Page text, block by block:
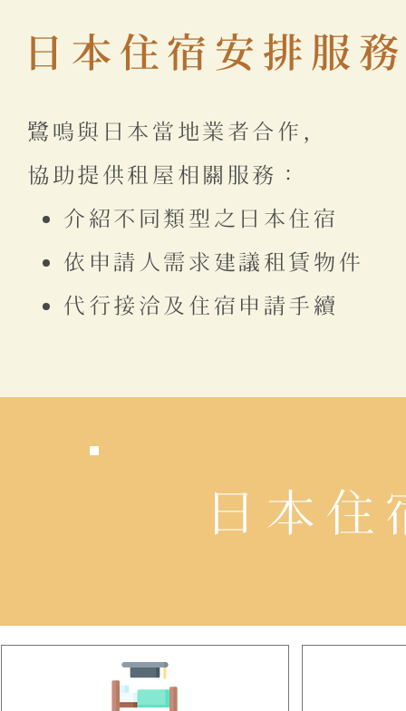
日本住宿安排服務
鷺鳴與日本當地業者合作，
協助提供租屋相關服務：
介紹不同類型之日本住宿
依申請人需求建議租賃物件
代行接洽及住宿申請手續
日本